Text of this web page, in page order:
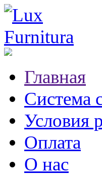
Главная
Система
Условия
Оплата
О нас